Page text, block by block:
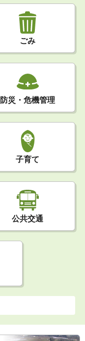
ごみ
防災・危機管理
子育て
公共交通